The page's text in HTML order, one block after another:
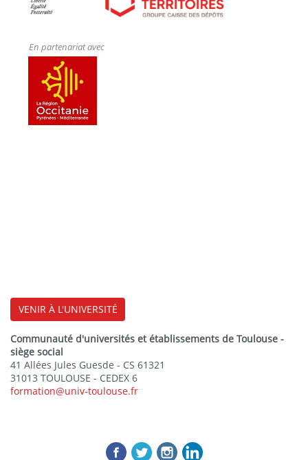
En partenariat avec
VENIR À L'UNIVERSITÉ
Communauté d'universités et établissements de Toulouse -
siège social
41 Allées Jules Guesde - CS 61321
31013 TOULOUSE - CEDEX 6
formation@univ-toulouse.fr